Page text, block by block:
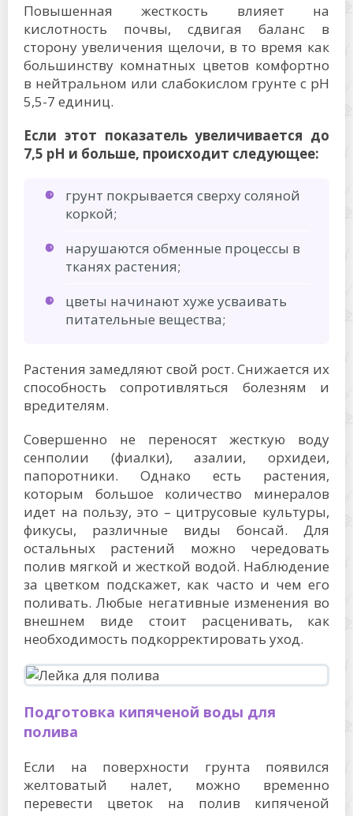
Повышенная жесткость влияет на
кислотность почвы, сдвигая баланс в
сторону увеличения щелочи, в то время как
большинству комнатных цветов комфортно
в нейтральном или слабокислом грунте с pH
5,5-7 единиц.
Если этот показатель увеличивается до
7,5 pH и больше, происходит следующее:
грунт покрывается сверху соляной
коркой;
нарушаются обменные процессы в
тканях растения;
цветы начинают хуже усваивать
питательные вещества;
Растения замедляют свой рост. Снижается их
способность сопротивляться болезням и
вредителям.
Совершенно не переносят жесткую воду
сенполии (фиалки), азалии, орхидеи,
папоротники. Однако есть растения,
которым большое количество минералов
идет на пользу, это – цитрусовые культуры,
фикусы, различные виды бонсай. Для
остальных растений можно чередовать
полив мягкой и жесткой водой. Наблюдение
за цветком подскажет, как часто и чем его
поливать. Любые негативные изменения во
внешнем виде стоит расценивать, как
необходимость подкорректировать уход.
Подготовка кипяченой воды для
полива
Если на поверхности грунта появился
желтоватый налет, можно временно
перевести цветок на полив кипяченой